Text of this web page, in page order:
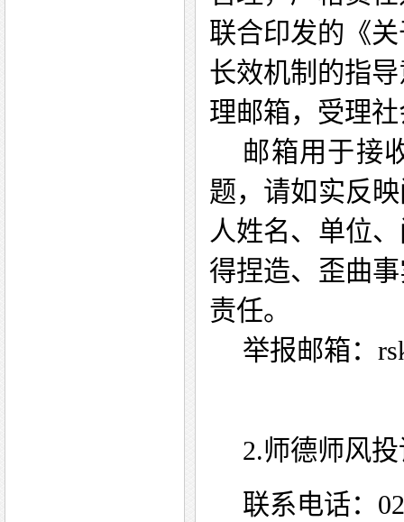
联合印发的《
长效机制的指
理邮箱，受理
邮箱用于接
题，请如实反
人姓名、单位
得捏造、歪曲
责任。
举报邮箱：
2.师德师风
联系电话：